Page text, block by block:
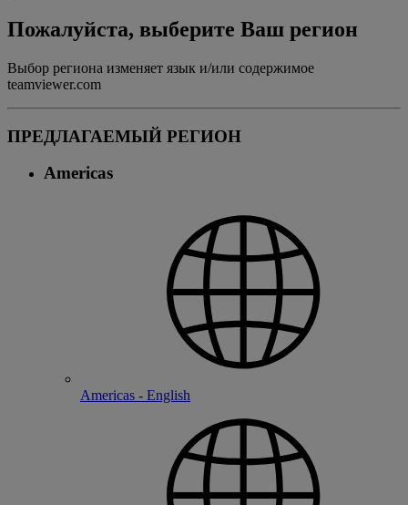
Пожалуйста, выберите Ваш регион
Выбор региона изменяет язык и/или содержимое
teamviewer.com
ПРЕДЛАГАЕМЫЙ РЕГИОН
Americas
Americas - English